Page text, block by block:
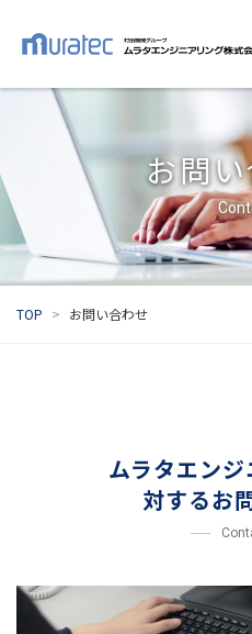
お問
TOP お問い合わせ
ムラタエン
対するお